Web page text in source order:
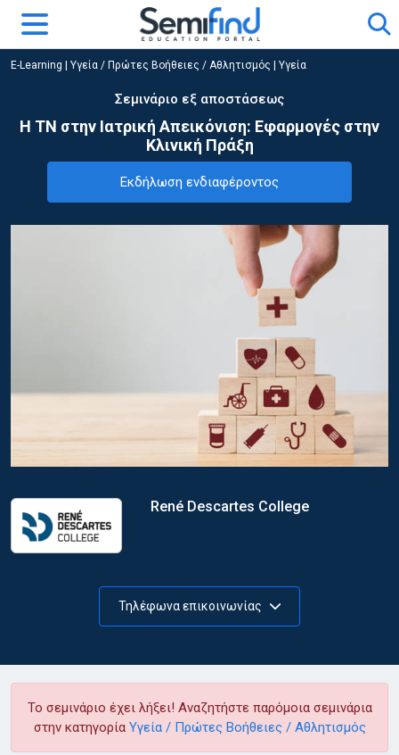
E-Learning Υγεία / Πρώτες Βοήθειες / Αθλητισμός Υγεία
Σεμινάριο εξ αποστάσεως
Η ΤΝ στην Ιατρική Απεικόνιση: Εφαρμογές στην
Κλινική Πράξη
Εκδήλωση ενδιαφέροντος
René Descartes College
Τηλέφωνα επικοινωνίας
Το σεμινάριο έχει λήξει! Αναζητήστε παρόμοια σεμινάρια
στην κατηγορία Υγεία / Πρώτες Βοήθειες / Αθλητισμός